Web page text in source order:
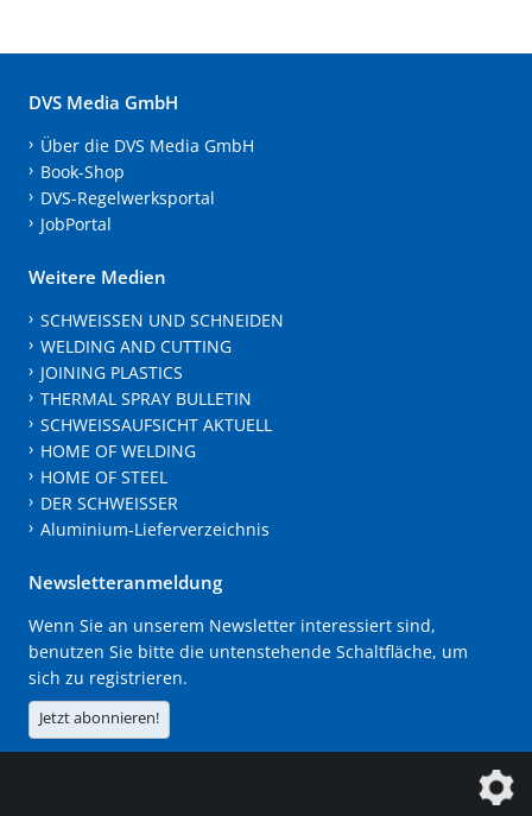
DVS Media GmbH
Über die DVS Media GmbH
Book-Shop
DVS-Regelwerksportal
JobPortal
Weitere Medien
SCHWEISSEN UND SCHNEIDEN
WELDING AND CUTTING
JOINING PLASTICS
THERMAL SPRAY BULLETIN
SCHWEISSAUFSICHT AKTUELL
HOME OF WELDING
HOME OF STEEL
DER SCHWEISSER
Aluminium-Lieferverzeichnis
Newsletteranmeldung
Wenn Sie an unserem Newsletter interessiert sind,
benutzen Sie bitte die untenstehende Schaltfläche, um
sich zu registrieren.
Jetzt abonnieren!